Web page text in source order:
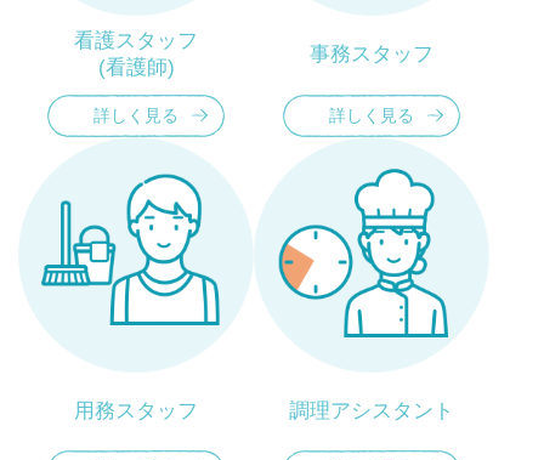
看護スタッフ
(看護師)
詳しく見る
事務スタッフ
詳しく見る
用務スタッフ 調理アシスタント